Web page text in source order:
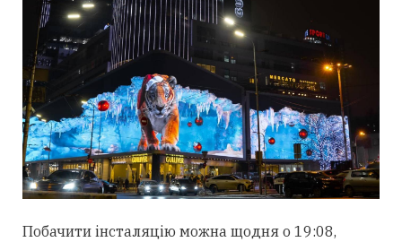
Побачити інсталяцію можна щодня о 19:08,